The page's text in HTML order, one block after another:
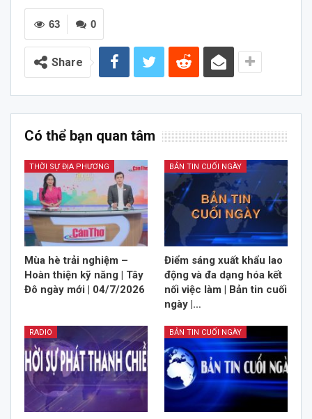
Audio
0
63
Share
Có thể bạn quan tâm
THỜI SỰ ĐỊA PHƯƠNG
Mùa hè trải nghiệm –
Hoàn thiện kỹ năng | Tây
Đô ngày mới | 04/7/2026
BẢN TIN CUỐI NGÀY
Điểm sáng xuất khẩu lao
động và đa dạng hóa kết
nối việc làm | Bản tin cuối
ngày |…
RADIO BẢN TIN CUỐI NGÀY